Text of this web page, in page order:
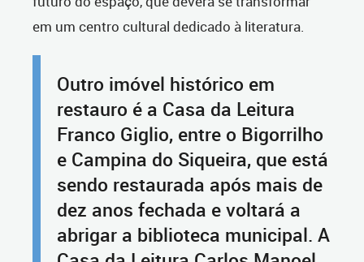
em um centro cultural dedicado à literatura.
Outro imóvel histórico em
restauro é a Casa da Leitura
Franco Giglio, entre o Bigorrilho
e Campina do Siqueira, que está
sendo restaurada após mais de
dez anos fechada e voltará a
abrigar a biblioteca municipal. A